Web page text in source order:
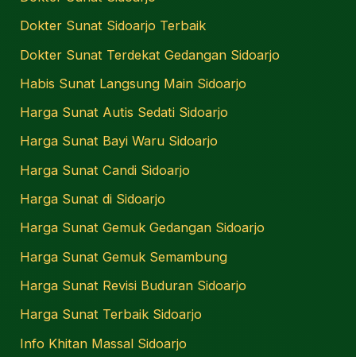
Dokter Sunat Sidoarjo Terbaik
Dokter Sunat Terdekat Gedangan Sidoarjo
Habis Sunat Langsung Main Sidoarjo
Harga Sunat Autis Sedati Sidoarjo
Harga Sunat Bayi Waru Sidoarjo
Harga Sunat Candi Sidoarjo
Harga Sunat di Sidoarjo
Harga Sunat Gemuk Gedangan Sidoarjo
Harga Sunat Gemuk Semambung
Harga Sunat Revisi Buduran Sidoarjo
Harga Sunat Terbaik Sidoarjo
Info Khitan Massal Sidoarjo